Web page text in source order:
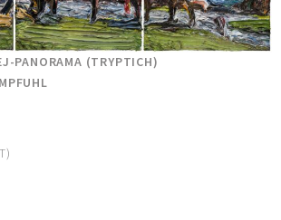
PANORAMA (TRYPTICH)